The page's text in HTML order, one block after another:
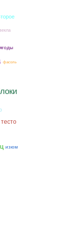
ягоды
фасоль
изюм